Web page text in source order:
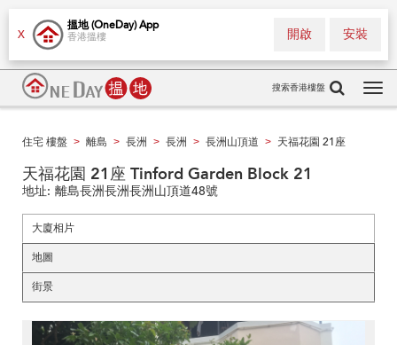
X
搵地 (OneDay) App
香港搵樓 安裝
開啟
搜索香港樓盤
住宅 樓盤 > 離島 > 長洲 > 長洲 > 長洲山頂道 > 天福花園 21座
天福花園 21座 Tinford Garden Block 21
地址: 離島長洲長洲長洲山頂道48號
大廈相片
地圖
街景